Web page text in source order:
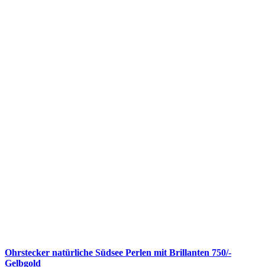
Ohrstecker natürliche Südsee Perlen mit Brillanten 750/-
Gelbgold